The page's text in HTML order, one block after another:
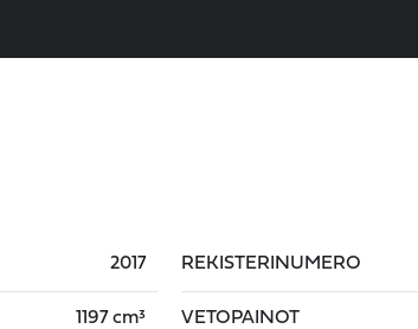
2017
1197 cm³
REKISTERINUMERO
VETOPAINOT